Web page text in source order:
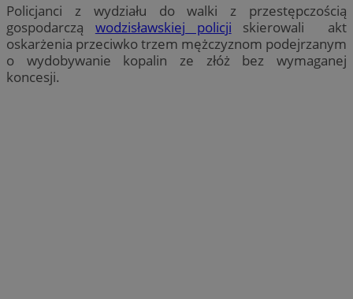
Policjanci z wydziału do walki z przestępczością
gospodarczą wodzisławskiej policji skierowali akt
oskarżenia przeciwko trzem mężczyznom podejrzanym
o wydobywanie kopalin ze złóż bez wymaganej
koncesji.